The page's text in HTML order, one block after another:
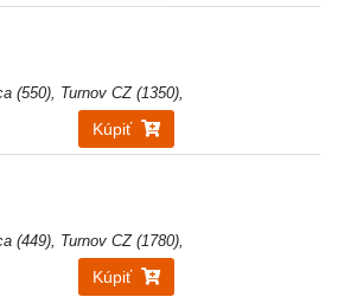
(550), Turnov CZ (1350),
Kúpiť
(449), Turnov CZ (1780),
Kúpiť